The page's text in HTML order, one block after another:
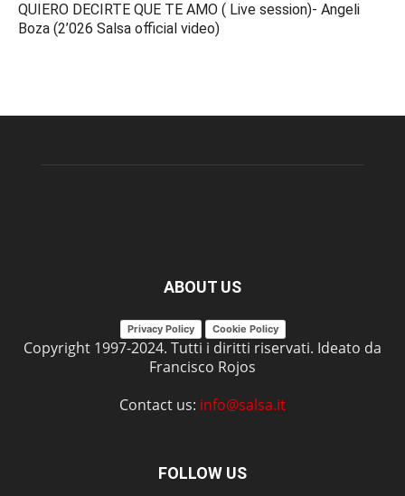
QUIERO DECIRTE QUE TE AMO ( Live session)- Angeli
Boza (2’026 Salsa official video)
ABOUT US
Privacy Policy Cookie Policy
Copyright 1997-2024. Tutti i diritti riservati. Ideato da
Francisco Rojos
Contact us: info@salsa.it
FOLLOW US